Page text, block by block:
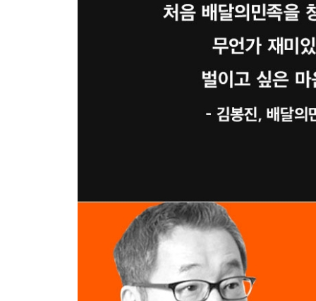
매체는 바뀌어도 본질은 변하지 않는다 / 피하지
시도 / 당신의 위대함을 발견하라 / 런던은 어디에
6장 | 열정은 부끄러운 것이 아니다
아이콘 창조의 시작 / 위대한 유산 / 답은 신발에
7장 | 스파크를 일으키다
운동을 위한 운동 / 우리에게 필요한 사람 / 혁신
나이키와 애플의 만남 / 혁명을 시작합시다 / 삶은
- ‘스파크를 일으키는’ 원칙